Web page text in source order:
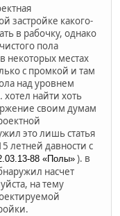
застройке какого-
в рабочку, однако
пола
некоторых местах
с промкой и там
над уровнем
найти хоть
своим думам
это лишь статья
летней давности с
88 «Полы»). в
насчет
на тему